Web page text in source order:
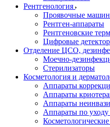
Рентгенология
Проявочные
Рентген-аппараты
Рентгеновские
Цифровые
Отделение ЦСО,
Моечно-
Стерилизаторы
Косметология и
Аппараты
Аппараты
Аппараты
Аппараты по